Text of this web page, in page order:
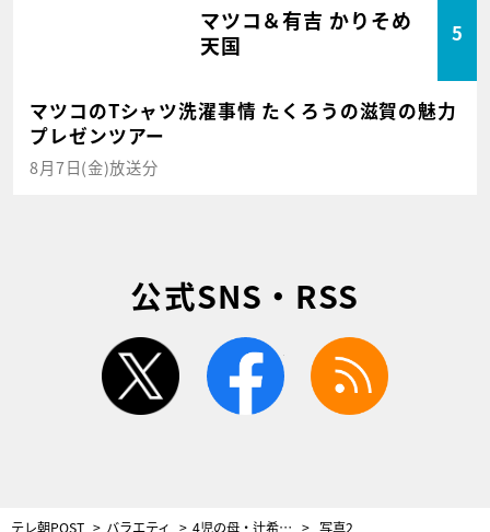
マツコ＆有吉 かりそめ
天国
5
マツコのTシャツ洗濯事情 たくろうの滋賀の魅力
プレゼンツアー
8月7日(金)放送分
公式SNS・RSS
twitter facebook
テレ朝POST バラエティ 4児の母・辻希美、コロナ禍で自宅を“公園”に！リビングに、ブランコ・滑り台など設置 写真2